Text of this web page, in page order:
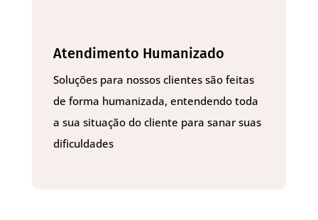
Atendimento Humanizado
Soluções para nossos clientes são feitas
de forma humanizada, entendendo toda
a sua situação do cliente para sanar suas
dificuldades